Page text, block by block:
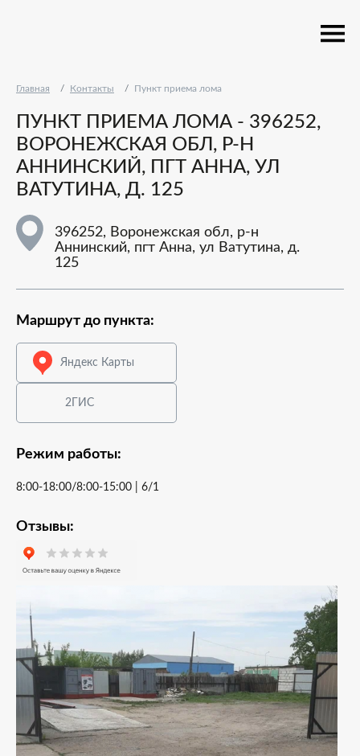
Главная Контакты Пункт приема лома
ПУНКТ ПРИЕМА ЛОМА - 396252,
ВОРОНЕЖСКАЯ ОБЛ, Р-Н
АННИНСКИЙ, ПГТ АННА, УЛ
ВАТУТИНА, Д. 125
396252, Воронежская обл, р-н
Аннинский, пгт Анна, ул Ватутина, д.
125
Маршрут до пункта:
Яндекс Карты
2ГИС
Режим работы:
8:00-18:00/8:00-15:00 | 6/1
Отзывы: